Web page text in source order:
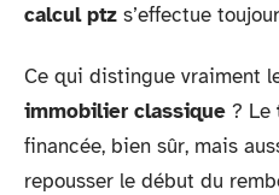
calcul ptz s’effectue
Ce qui distingue vraiment
immobilier classique ? Le
financée, bien sûr, mais
repousser le début du